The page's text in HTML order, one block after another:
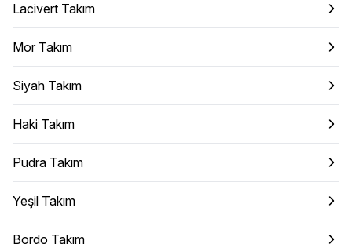
Lacivert Takım
Mor Takım
Siyah Takım
Haki Takım
Pudra Takım
Yeşil Takım
Bordo Takım